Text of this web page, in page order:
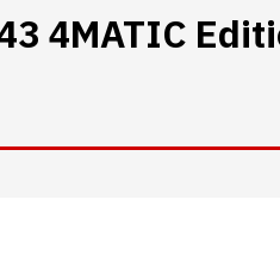
43 4MATIC